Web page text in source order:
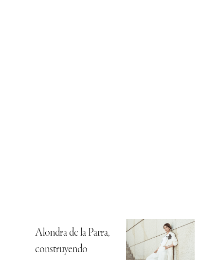
Alondra de la Parra,
construyendo